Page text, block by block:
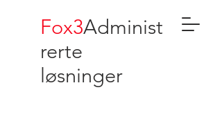
Fox3Administ
rerte
løsninger